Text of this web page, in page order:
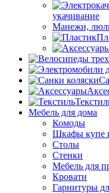
укачивание
Манежи,
Мебель для дома
Комоды
Шкафы купе
Столы
Стенки
Мебель для
Кровати
Гарнитуры